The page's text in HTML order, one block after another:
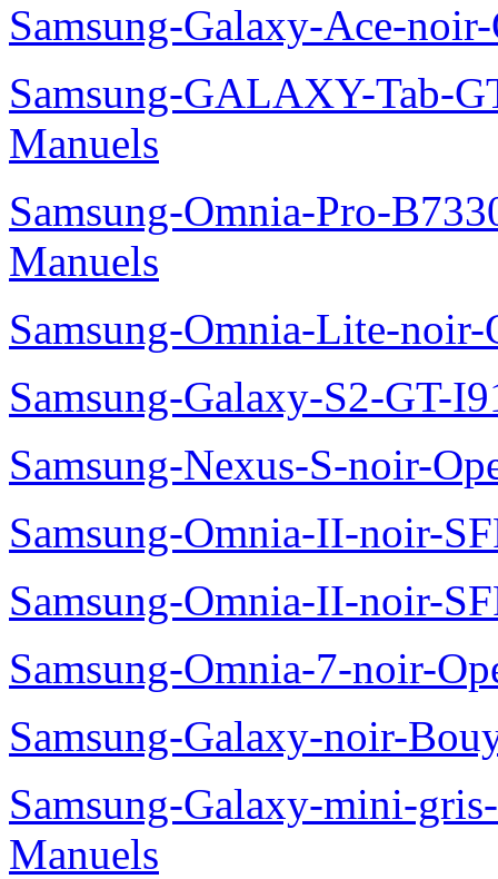
Samsung-Galaxy-Ace-
Samsung-GALAXY-Tab-
Manuels
Samsung-Omnia-Pro-
Manuels
Samsung-Omnia-Lite-
Samsung-Galaxy-S2-GT-
Samsung-Nexus-S-noir-
Samsung-Omnia-II-noir-
Samsung-Omnia-II-noir-
Samsung-Omnia-7-noir-
Samsung-Galaxy-noir-
Samsung-Galaxy-mini-
Manuels